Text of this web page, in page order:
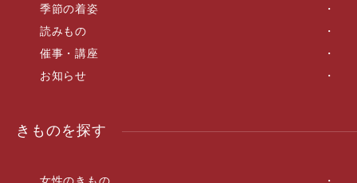
季節の着姿
読みもの
催事・講座
お知らせ
きものを探す